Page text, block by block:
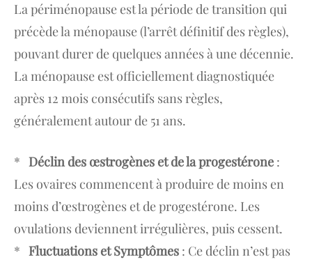
La périménopause est la période de transition qui
précède la ménopause (l’arrêt définitif des règles),
pouvant durer de quelques années à une décennie.
La ménopause est officiellement diagnostiquée
après 12 mois consécutifs sans règles,
généralement autour de 51 ans.
* Déclin des œstrogènes et de la progestérone :
Les ovaires commencent à produire de moins en
moins d’œstrogènes et de progestérone. Les
ovulations deviennent irrégulières, puis cessent.
* Fluctuations et Symptômes : Ce déclin n’est pas